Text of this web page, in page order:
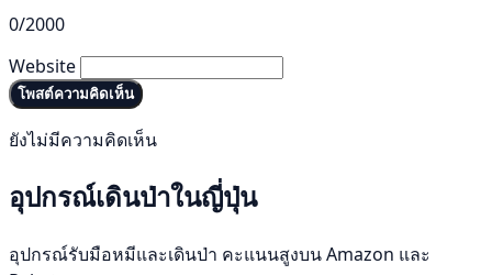
0/2000
Website
โพสต์ความคิดเห็น
ยังไม่มีความคิดเห็น
อุปกรณ์เดินป่าในญี่ปุ่น
อุปกรณ์รับมือหมีและเดินป่า คะแนนสูงบน Amazon และ